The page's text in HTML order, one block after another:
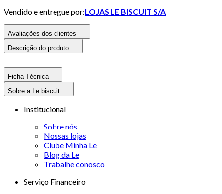
Vendido e entregue por:LOJAS LE BISCUIT S/A
Avaliações dos clientes
Descrição do produto
Ficha Técnica
Sobre a Le biscuit
Institucional
Sobre nós
Nossas lojas
Clube Minha Le
Blog da Le
Trabalhe conosco
Serviço Financeiro